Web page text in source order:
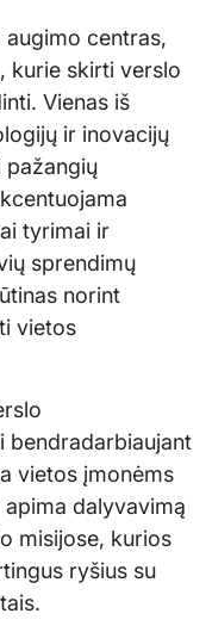
augimo centras,
kurie skirti verslo
Vienas iš
ir inovacijų
pažangių
tyrimai ir
sprendimų
norint
vietos
bendradarbiaujant
vietos įmonėms
dalyvavimą
misijose, kurios
ryšius su